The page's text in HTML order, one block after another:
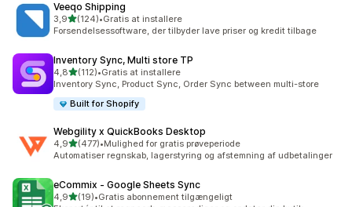
Veeqo Shipping
3,9ud af 5 stjerner
(124)
124 anmeldelser i alt
•Gratis at installere
Forsendelsessoftware, der tilbyder lave priser og kredit tilbage
Inventory Sync, Multi store TP
4,8ud af 5 stjerner
(112)
112 anmeldelser i alt
•Gratis at installere
Inventory Sync, Product Sync, Order Sync between multi-store
Built for Shopify
Webgility x QuickBooks Desktop
4,9ud af 5 stjerner
(477)
477 anmeldelser i alt
•Mulighed for gratis prøveperiode
Automatiser regnskab, lagerstyring og afstemning af udbetalinger
eCommix ‑ Google Sheets Sync
4,9ud af 5 stjerner
(19)
19 anmeldelser i alt
•Gratis abonnement tilgængeligt